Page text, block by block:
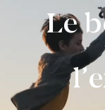
Le
l’e